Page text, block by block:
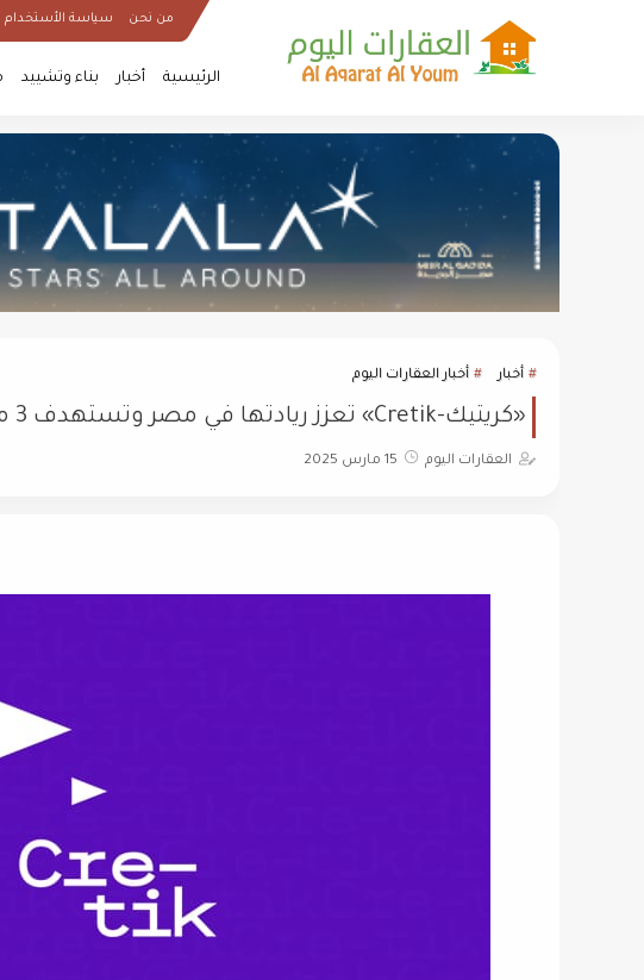
من نحن سياسة الأستخدام
الرئيسية أخبار بناء وتشييد
أخبار أخبار العقارات اليوم
«كريتيك-Cretik» تعزز ريادتها في مصر وتستهدف 3 ملايين دولار حجم أعمال بنهاية 2025
العقارات اليوم 15 مارس 2025